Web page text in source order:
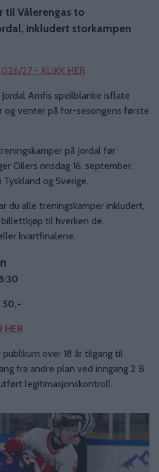
til Vålerengas to
inkludert storkampen
27 - KLIKK HER
Amfis speilblanke isflate
og venter på for-sesongens første
på Jordal før
Oilers onsdag 16. september,
og Sverige.
du alle treningskamper inkludert,
til hverken de,
kvartfinalene.
50,-
HER
publikum over 18 år tilgang til
fra andre plan ved inngang 2 B
legitimasjonskontroll.